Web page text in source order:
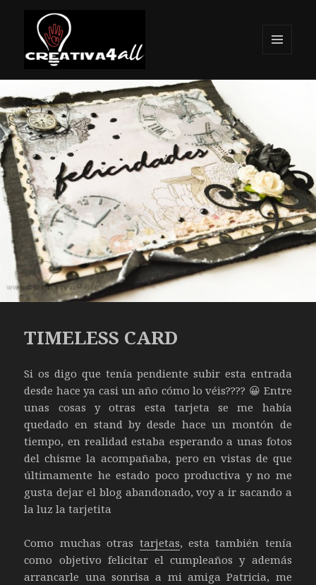
Creativa4all
WIDGETS
TIMELESS CARD
Si os digo que tenía pendiente subir esta entrada
desde hace ya casi un año cómo lo véis???? 😀 Entre
unas cosas y otras esta tarjeta se me había
quedado en stand by desde hace un montón de
tiempo, en realidad estaba esperando a unas fotos
del chisme la acompañaba, pero en vistas de que
últimamente he estado poco productiva y no me
gusta dejar el blog abandonado, voy a ir sacando a
la luz la tarjetita
Como muchas otras tarjetas, esta también tenía
como objetivo felicitar el cumpleaños y además
arrancarle una sonrisa a mi amiga Patricia, me